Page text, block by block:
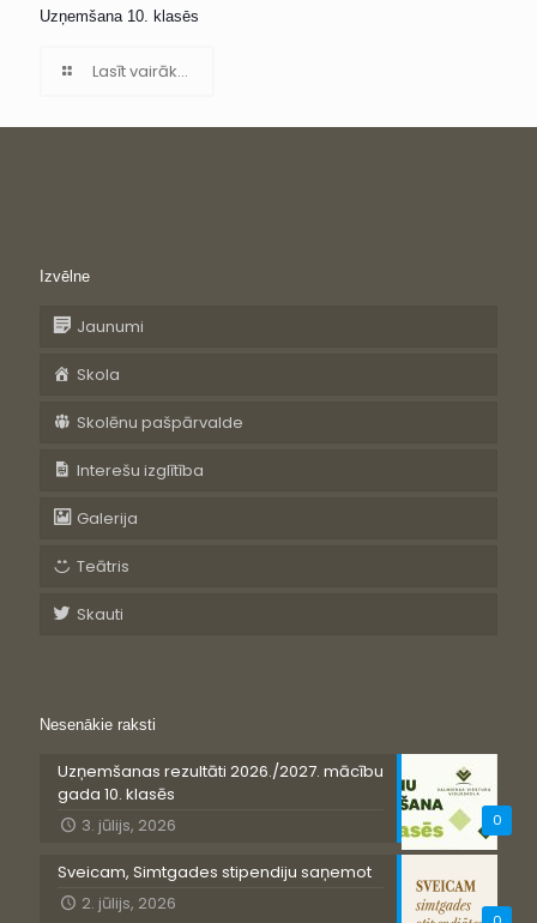
Uzņemšana 10. klasēs
Lasīt vairāk...
Izvēlne
Jaunumi
Skola
Skolēnu pašpārvalde
Interešu izglītība
Galerija
Teātris
Skauti
Nesenākie raksti
0
Uzņemšanas rezultāti 2026./2027. mācību
gada 10. klasēs
3. jūlijs, 2026
Sveicam, Simtgades stipendiju saņemot
2. jūlijs, 2026